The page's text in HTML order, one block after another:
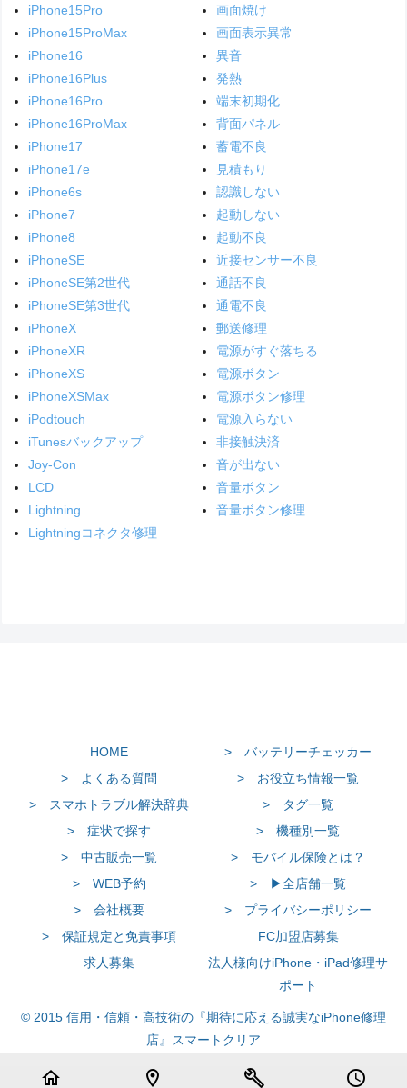
iPhone15Pro
iPhone15ProMax
iPhone16
iPhone16Plus
iPhone16Pro
iPhone16ProMax
iPhone17
iPhone17e
iPhone6s
iPhone7
iPhone8
iPhoneSE
iPhoneSE第2世代
iPhoneSE第3世代
iPhoneX
iPhoneXR
iPhoneXS
iPhoneXSMax
iPodtouch
iTunesバックアップ
Joy-Con
LCD
Lightning
Lightningコネクタ修理
画面焼け
画面表示異常
異音
発熱
端末初期化
背面パネル
蓄電不良
見積もり
認識しない
起動しない
起動不良
近接センサー不良
通話不良
通電不良
郵送修理
電源がすぐ落ちる
電源ボタン
電源ボタン修理
電源入らない
非接触決済
音が出ない
音量ボタン
音量ボタン修理
HOME
> バッテリーチェッカー
> よくある質問
> お役立ち情報一覧
> スマホトラブル解決辞典
> タグ一覧
> 症状で探す
> 機種別一覧
> 中古販売一覧
> モバイル保険とは？
> WEB予約
> ▶全店舗一覧
> 会社概要
> プライバシーポリシー
> 保証規定と免責事項
FC加盟店募集
求人募集
法人様向けiPhone・iPad修理サ
ポート
© 2015 信用・信頼・高技術の『期待に応える誠実なiPhone修理
店』スマートクリア
home location_on build schedule